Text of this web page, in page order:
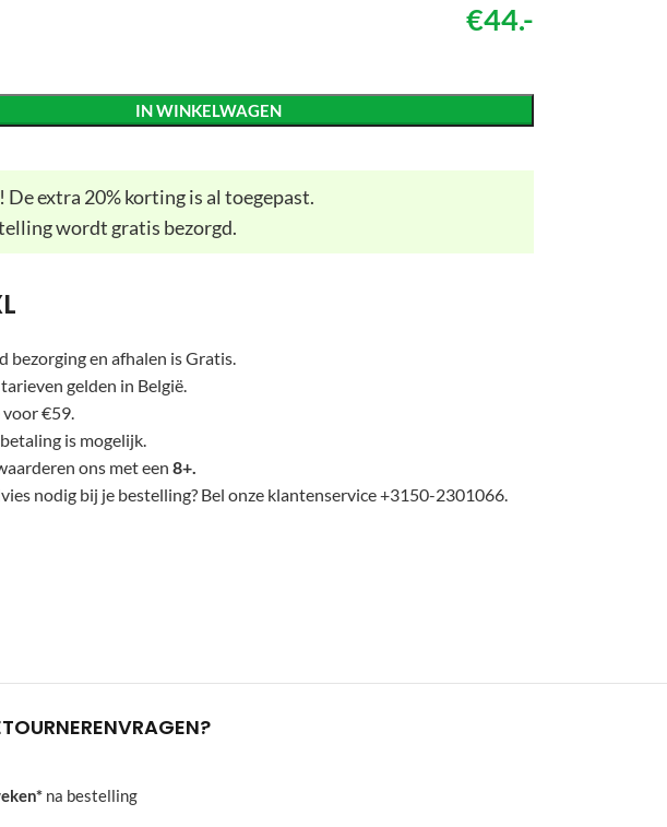
€44.-
IN WINKELWAGEN
De extra 20% korting is al toegepast.
wordt gratis bezorgd.
bezorging en afhalen is Gratis.
gelden in België.
€59.
is mogelijk.
ons met een 8+.
nodig bij je bestelling? Bel onze klantenservice +3150-2301066.
VRAGEN?
na bestelling